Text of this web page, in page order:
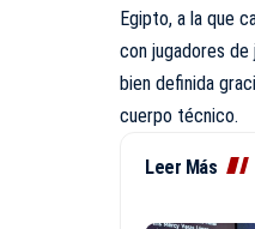
Egipto, a la que
con jugadores de
bien definida
cuerpo técnico.
Leer Más